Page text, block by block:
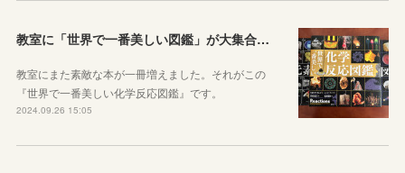
教室に「世界で一番美しい図鑑」が大集合！図鑑から世界を知ろう！
教室にまた素敵な本が一冊増えました。それがこの
『世界で一番美しい化学反応図鑑』です。
2024.09.26 15:05